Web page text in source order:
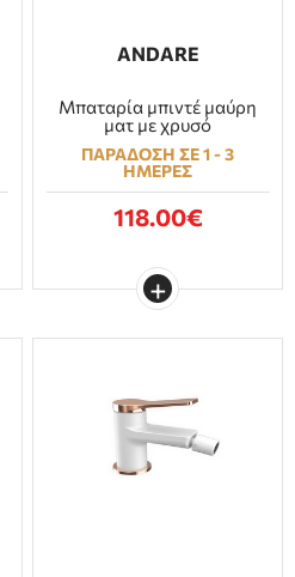
ANDARE
Μπαταρία μπιντέ μαύρη
ματ με χρυσό
ΠΑΡΑΔΟΣΗ ΣΕ 1 - 3
ΗΜΕΡΕΣ
118.00€